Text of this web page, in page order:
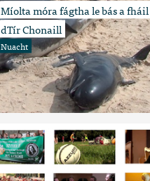
Míolta móra fágtha le bás a
dTír Chonaill
Nuacht